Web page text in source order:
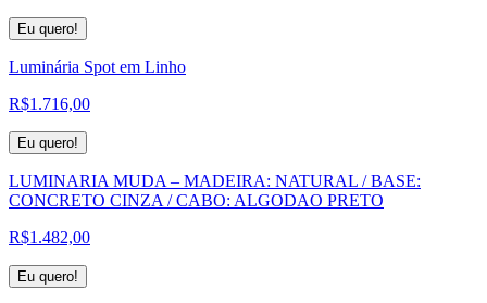
Eu quero!
Luminária Spot em Linho
R$1.716,00
Eu quero!
LUMINARIA MUDA – MADEIRA: NATURAL / BASE:
CONCRETO CINZA / CABO: ALGODAO PRETO
R$1.482,00
Eu quero!